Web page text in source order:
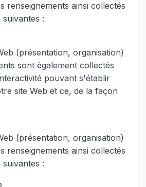
renseignements ainsi collectés
:
(présentation, organisation)
sont également collectés
pouvant s'établir
site Web et ce, de la façon
(présentation, organisation)
renseignements ainsi collectés
: